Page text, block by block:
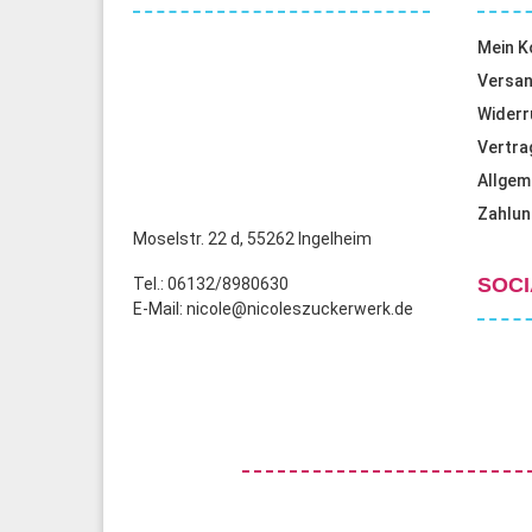
Moselstr. 22 d, 55262 Ingelheim
Tel.: 06132/8980630
E-Mail: nicole@nicoleszuckerwerk.de
Mein